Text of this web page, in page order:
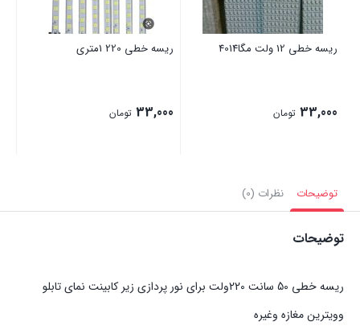
ریسه خطی 12 ولت مگا4014
33,000 تومان
ریسه خطی 220 1متری
33,000 تومان
توضیحات نظرات (0)
توضیحات
ریسه خطی 50 سانت 220ولت برای نور پردازی زیر کابینت نمای تابلو
وویترین مغازه وغیره